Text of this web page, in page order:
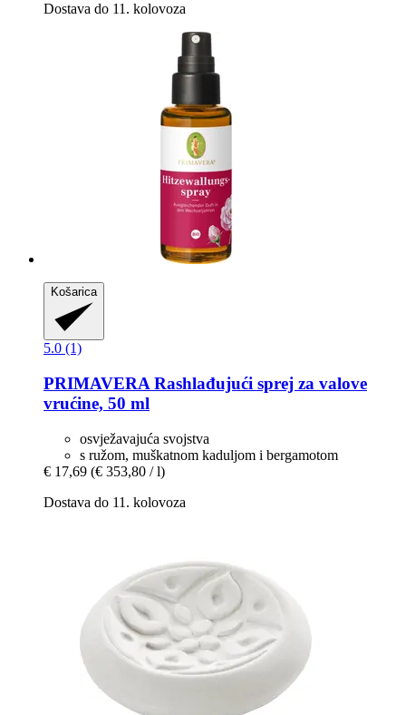
Dostava do 11. kolovoza
Košarica
5.0 (1)
PRIMAVERA Rashlađujući sprej za valove
vrućine, 50 ml
osvježavajuća svojstva
s ružom, muškatnom kaduljom i bergamotom
€ 17,69 (€ 353,80 / l)
Dostava do 11. kolovoza